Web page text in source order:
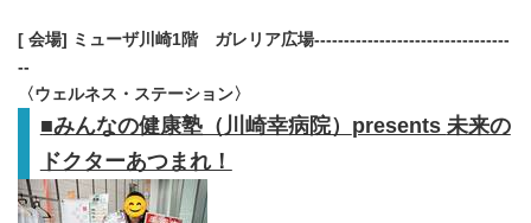
[ 会場] ミューザ川崎1階 ガレリア広場---------------------------------
--
〈ウェルネス・ステーション〉
■みんなの健康塾（川崎幸病院） presents 未来の
ドクターあつまれ！
Japanese